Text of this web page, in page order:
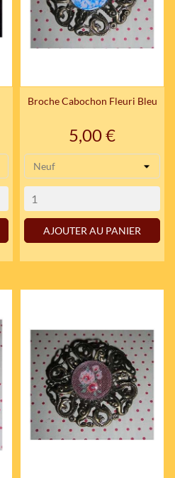
Broche Cabochon Fleuri Bleu
Prix
5,00 €
AJOUTER AU PANIER